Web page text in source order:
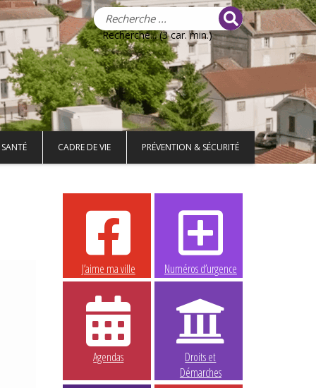
Recherche... (3 car. min.)
CADRE DE VIE PRÉVENTION & SÉCURITÉ
J’aime ma ville Numéros d’urgence
Agendas
Droits et
Démarches